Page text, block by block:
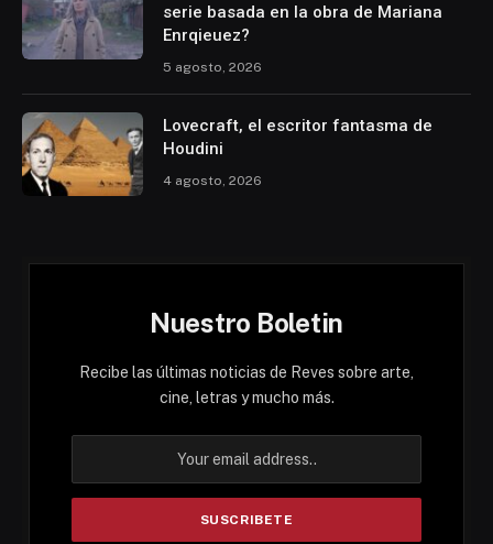
serie basada en la obra de Mariana
Enrqieuez?
5 agosto, 2026
Lovecraft, el escritor fantasma de
Houdini
4 agosto, 2026
Nuestro Boletin
Recibe las últimas noticias de Reves sobre arte,
cine, letras y mucho más.